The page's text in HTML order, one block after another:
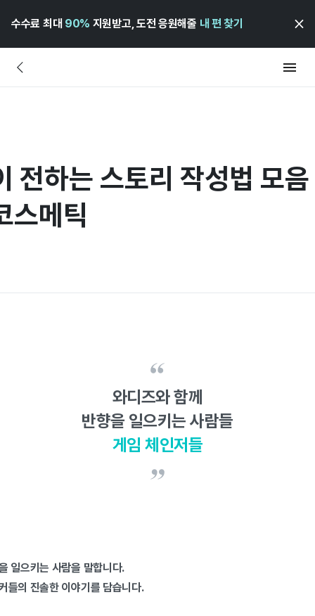
수수료 최대 90% 지원받고, 도전 응원해줄 내 편 찾기
전하는 스토리 작성법 모
스메틱
와디즈와 함께
반향을 일으키는 사람들
게임 체인저들
일으키는 사람을 말합니다.
들의 진솔한 이야기를 담습니다.